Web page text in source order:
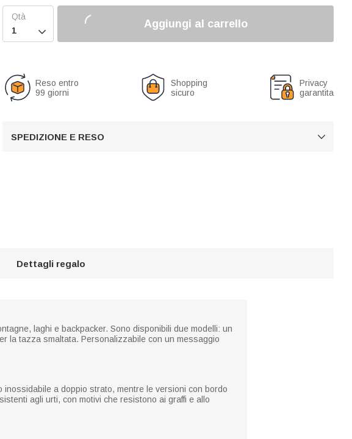

Aggiungi al carrello
Reso entro
99 giorni
Shopping
sicuro
Privacy
garantita
SPEDIZIONE E RESO 
Dettagli regalo
laghi e backpacker. Sono disponibili due modelli: un
la tazza smaltata. Personalizzabile con un messaggio
a doppio strato, mentre le versioni con bordo
agli urti, con motivi che resistono ai graffi e allo